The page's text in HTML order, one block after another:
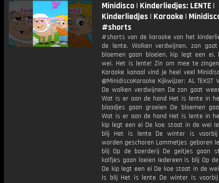
Minidisco | Kinderliedjes: LENTE |
Kinderliedjes | Karaoke |
#shorts
#shorts van de karaoke van het
de lente. Wolken verdwijnen, zon
bloemen gaan bloeien, kip legt een ei,
wei. Het is lente! Zin om mee te
Karaoke kanaal vind je heel veel
@MinidiscoKaraoke Kijkwijzer: AL TEKST
De wolken verdwijnen De zon gaat
Wat is er aan de hand Het is lente in
blaadjes gaan groeien De bloemen
Wat is er aan de hand Het is lente in
kip legt een ei De koe staat in de wei
blij Het is lente De winter is voorbij
worden geschoren Lammetjes geboren
blij Op de boerderij De geitjes gaan
kalfjes gaan loeien Iedereen is blij Op
De kip legt een ei De koe staat in de
is blij Het is lente De winter is